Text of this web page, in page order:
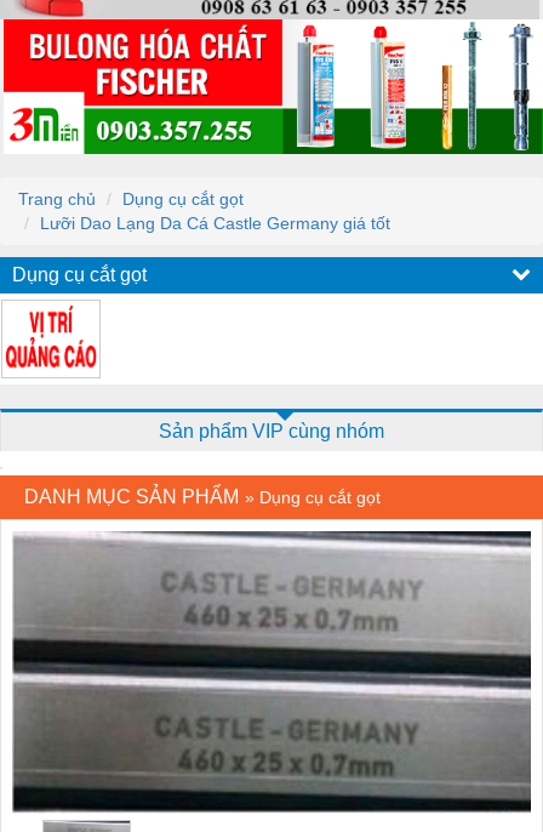
Trang chủ
Dụng cụ cắt gọt
Lưỡi Dao Lạng Da Cá Castle Germany giá tốt
Dụng cụ cắt gọt
Sản phẩm VIP cùng nhóm
DANH MỤC SẢN PHẨM » Dụng cụ cắt gọt